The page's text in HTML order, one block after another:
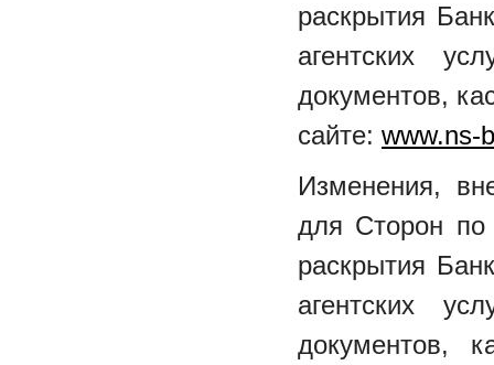
раскрытия
агентских
документов,
сайте: www.ns-
Изменения,
для Сторон по
раскрытия
агентских
документов,